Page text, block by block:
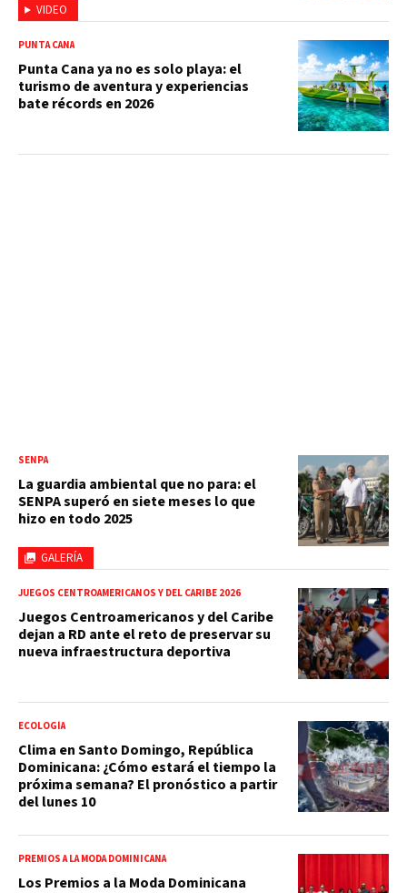
VIDEO
PUNTA CANA
Punta Cana ya no es solo playa: el
turismo de aventura y experiencias
bate récords en 2026
GALERÍA
SENPA
La guardia ambiental que no para: el
SENPA superó en siete meses lo que
hizo en todo 2025
JUEGOS CENTROAMERICANOS Y DEL CARIBE 2026
Juegos Centroamericanos y del Caribe
dejan a RD ante el reto de preservar su
nueva infraestructura deportiva
ECOLOGÍA
Clima en Santo Domingo, República
Dominicana: ¿Cómo estará el tiempo la
próxima semana? El pronóstico a partir
del lunes 10
PREMIOS A LA MODA DOMINICANA
Los Premios a la Moda Dominicana